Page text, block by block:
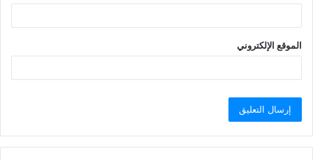
الموقع الإلكتروني